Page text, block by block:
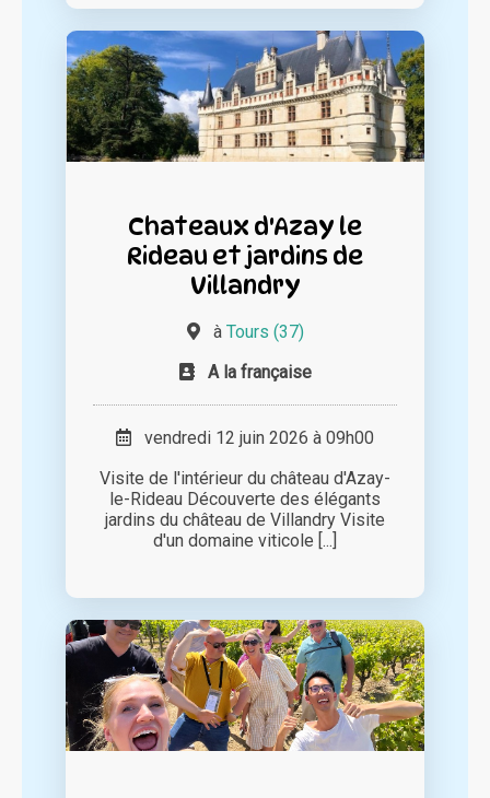
Chateaux d'Azay le
Rideau et jardins de
Villandry
à Tours (37)
A la française
vendredi 12 juin 2026 à 09h00
Visite de l'intérieur du château d'Azay-
le-Rideau Découverte des élégants
jardins du château de Villandry Visite
d'un domaine viticole [...]